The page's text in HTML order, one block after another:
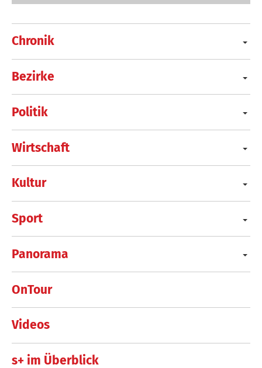
Chronik
Bezirke
Politik
Wirtschaft
Kultur
Sport
Panorama
OnTour
Videos
s+ im Überblick